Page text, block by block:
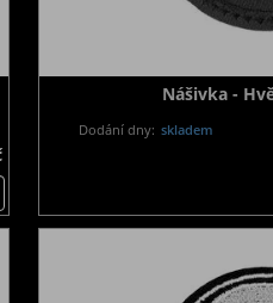
Nášivka -
Dodání dny: skladem